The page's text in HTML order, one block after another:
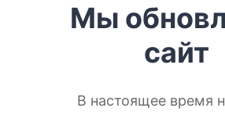
Мы
сайт
В настоящее время